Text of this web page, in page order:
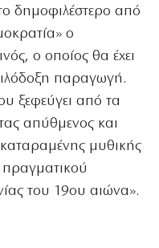
δημοφιλέστερο από
ο
ο οποίος θα έχει
παραγωγή.
ξεφεύγει από τα
απύθμενος και
μυθικής
πραγματικού
του 19ου αιώνα».